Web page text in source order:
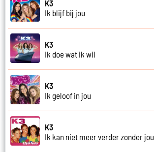
K3
Ik blijf bij jou
K3
Ik doe wat ik wil
K3
Ik geloof in jou
K3
Ik kan niet meer verder zonder jou